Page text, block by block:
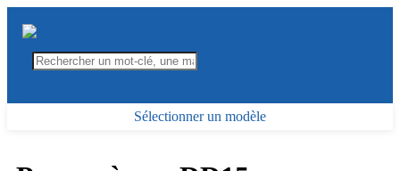
Sélectionner un modèle